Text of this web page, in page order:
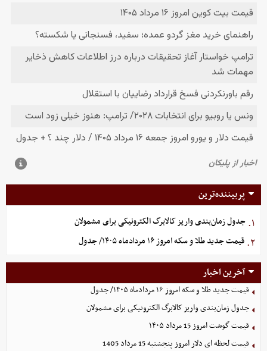
پربیننده‌ترین
۱. جدول زمان‌بندی واریز کالابرگ الکترونیکی برای مشمولان
۲. قیمت جدید طلا و سکه امروز ۱۶ مردادماه ۱۴۰۵/ جدول
آخرین اخبار
قیمت جدید طلا و سکه امروز ۱۶ مردادماه ۱۴۰۵/ جدول
جدول زمان‌بندی واریز کالابرگ الکترونیکی برای مشمولان
قیمت گوشت امروز 15 مرداد ۱۴۰۵
قیمت لحظه ای دلار امروز پنجشنبه 15 مرداد 1405